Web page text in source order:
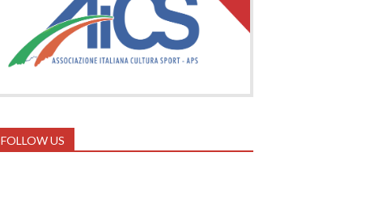
FOLLOW US